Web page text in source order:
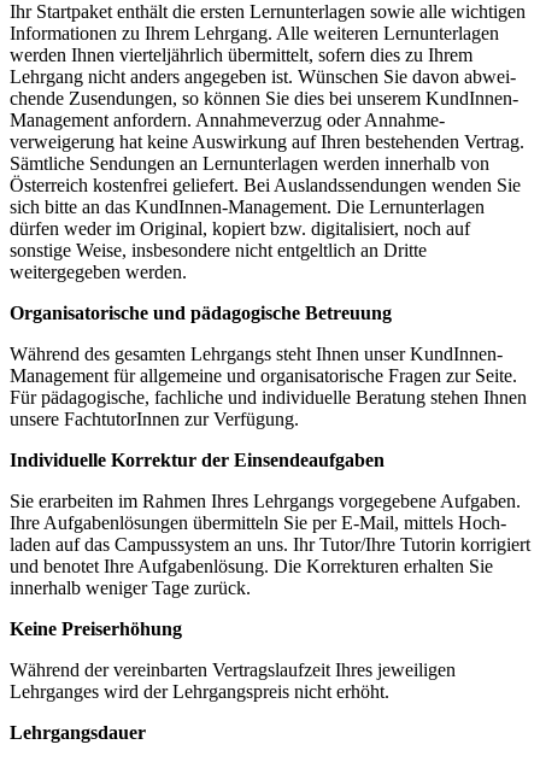
Ihr Startpaket enthält die ersten Lernunterlagen sowie alle wichtigen
Informa­tionen zu Ihrem Lehrgang. Alle weiteren Lernunterlagen
werden Ihnen vierteljährlich übermittelt, sofern dies zu Ihrem
Lehrgang nicht anders angegeben ist. Wünschen Sie davon abwei­
chen­­de Zusendun­gen, so können Sie dies bei unserem Kun­dInne­n­-
Management anfor­dern. Annahmeverzug oder An­nah­me­­
verweigerung hat keine Auswirkung auf Ihren beste­hen­­­den Vertrag.
Sämtliche Sendun­gen an Lern­unter­lagen wer­den innerhalb von
Österreich kosten­frei geliefert. Bei Aus­lands­sendungen wenden Sie
sich bitte an das Kun­dInnen­­-Management. Die Lernunterlagen
dürfen weder im Original, kopiert bzw. digitalisiert, noch auf
sonstige Weise, insbe­sondere nicht entgeltlich an Dritte
weitergegeben werden.
Organisatorische und pädagogische Betreuung
Während des gesamten Lehrgangs steht Ihnen unser Kun­dInnen-
Management für allgemeine und organisatorische Fragen zur Seite.
Für pädagogische, fachliche und indivi­duelle Beratung stehen Ihnen
unsere FachtutorInnen zur Ver­fügung.
Individuelle Korrektur der Einsendeaufgaben
Sie erarbeiten im Rahmen Ihres Lehrgangs vorgegebene Aufgaben.
Ihre Aufgabenlösungen übermitteln Sie per E-Mail, mittels Hoch­
laden auf das Campussystem an uns. Ihr Tutor/Ihre Tutorin korrigiert
und benotet Ihre Aufgabenlösung. Die Korrek­­turen erhalten Sie
innerhalb weniger Tage zurück.
Keine Preiserhöhung
Während der vereinbarten Vertragslaufzeit Ihres jewei­ligen
Lehrganges wird der Lehrgangspreis nicht erhöht.
Lehrgangsdauer